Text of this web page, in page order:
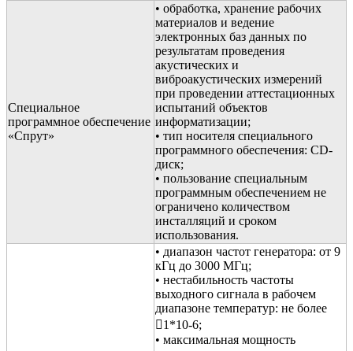
Специальное
программное обеспечение
«Спрут»
• обработка, хранение рабочих
материалов и ведение
электронных баз данных по
результатам проведения
акустических и
виброакустических измерений
при проведении аттестационных
испытаний объектов
информатизации;
• тип носителя специального
программного обеспечения: CD-
диск;
• пользование специальным
программным обеспечением не
ограничено количеством
инсталляций и сроком
использования.
• диапазон частот генератора: от 9
кГц до 3000 МГц;
• нестабильность частоты
выходного сигнала в рабочем
диапазоне температур: не более
1*10-6;
• максимальная мощность